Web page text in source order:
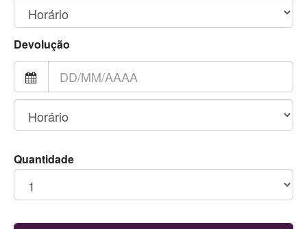
Devolução
Quantidade